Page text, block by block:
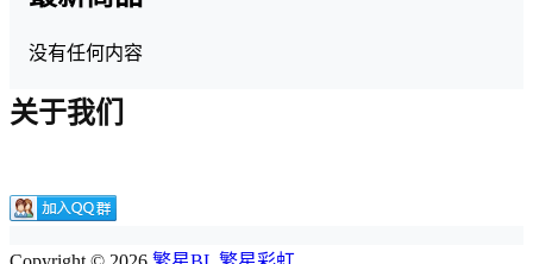
没有任何内容
关于我们